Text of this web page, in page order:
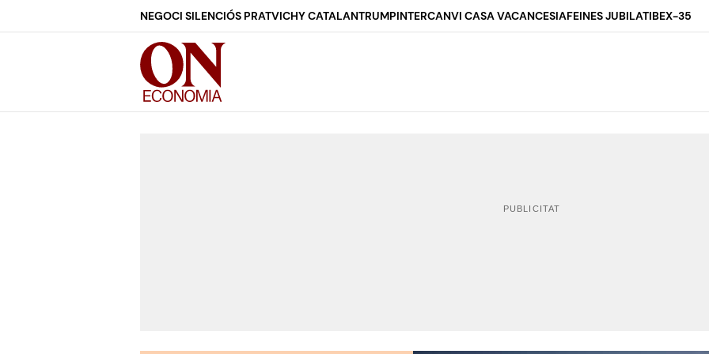
NEGOCI SILENCIÓS PRATVICHY CATALANTRUMPINTERCANVI CASA VACANCESIAFEINES JUBILATIBEX-35